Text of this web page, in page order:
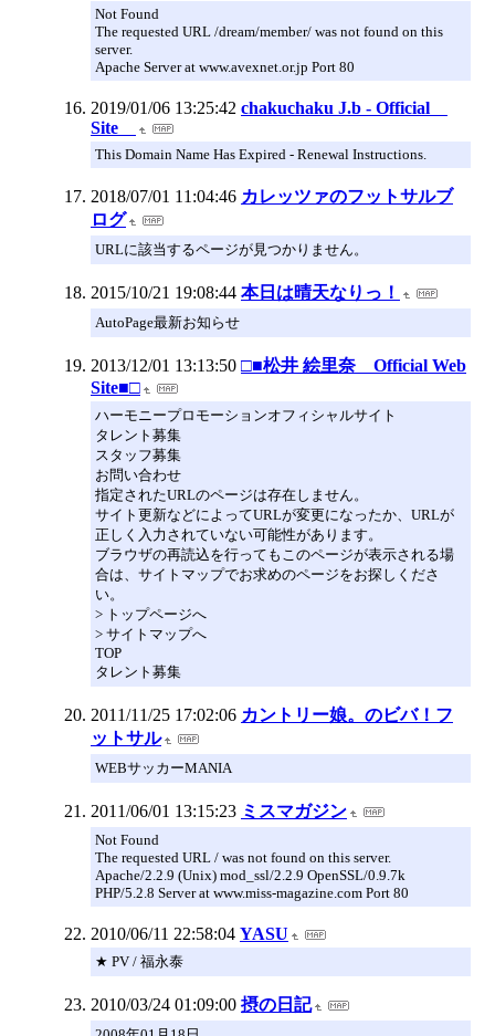
Not Found
The requested URL /dream/member/ was not found on this
server.
Apache Server at www.avexnet.or.jp Port 80
2019/01/06 13:25:42 chakuchaku J.b - Official
Site
This Domain Name Has Expired - Renewal Instructions.
2018/07/01 11:04:46 カレッツァのフットサルブ
ログ
URLに該当するページが見つかりません。
2015/10/21 19:08:44 本日は晴天なりっ！
AutoPage最新お知らせ
2013/12/01 13:13:50 □■松井 絵里奈 Official Web
Site■□
ハーモニープロモーションオフィシャルサイト
タレント募集
スタッフ募集
お問い合わせ
指定されたURLのページは存在しません。
サイト更新などによってURLが変更になったか、URLが
正しく入力されていない可能性があります。
ブラウザの再読込を行ってもこのページが表示される場
合は、サイトマップでお求めのページをお探しくださ
い。
> トップページへ
> サイトマップへ
TOP
タレント募集
2011/11/25 17:02:06 カントリー娘。のビバ！フ
ットサル
WEBサッカーMANIA
2011/06/01 13:15:23 ミスマガジン
Not Found
The requested URL / was not found on this server.
Apache/2.2.9 (Unix) mod_ssl/2.2.9 OpenSSL/0.9.7k
PHP/5.2.8 Server at www.miss-magazine.com Port 80
2010/06/11 22:58:04 YASU
★ PV / 福永泰
2010/03/24 01:09:00 摂の日記